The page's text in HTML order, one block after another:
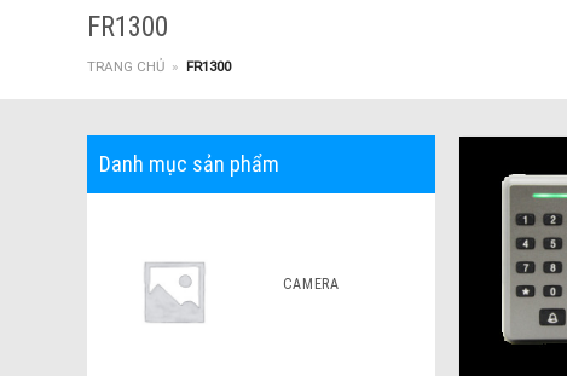
FR1300
TRANG CHỦ » FR1300
Danh mục sản phẩm
CAMERA